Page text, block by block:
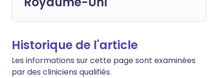
Historique de l'article
Les informations sur cette page sont examinées
par des cliniciens qualifiés.